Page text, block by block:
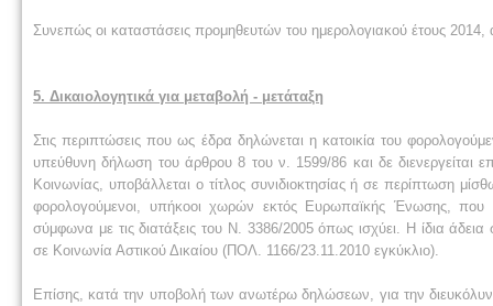
Συνεπώς οι καταστάσεις προμηθευτών του ημερολογιακού έτους
5. Δικαιολογητικά για μεταβολή - μετάταξη
Στις περιπτώσεις που ως έδρα δηλώνεται η κατοικία του
υπεύθυνη δήλωση του άρθρου 8 του ν. 1599/86 και δε διενεργείται
Κοινωνίας, υποβάλλεται ο τίτλος συνιδιοκτησίας ή σε περίπτωση
φορολογούμενοι, υπήκοοι χωρών εκτός Ευρωπαϊκής Ένωσης, που
σύμφωνα με τις διατάξεις του Ν. 3386/2005 όπως ισχύει. Η ίδια
σε Κοινωνία Αστικού Δικαίου (ΠΟΛ. 1166/23.11.2010 εγκύκλιο).
Επίσης, κατά την υποβολή των ανωτέρω δηλώσεων, για την